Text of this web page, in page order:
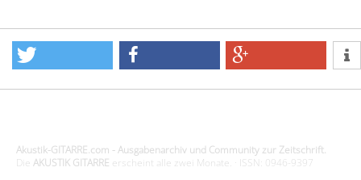
Akustik-GITARRE.com - Ausgabenarchiv und Community zur Zeitschrift.
Die AKUSTIK GITARRE erscheint alle zwei Monate. · ISSN: 0946-9397